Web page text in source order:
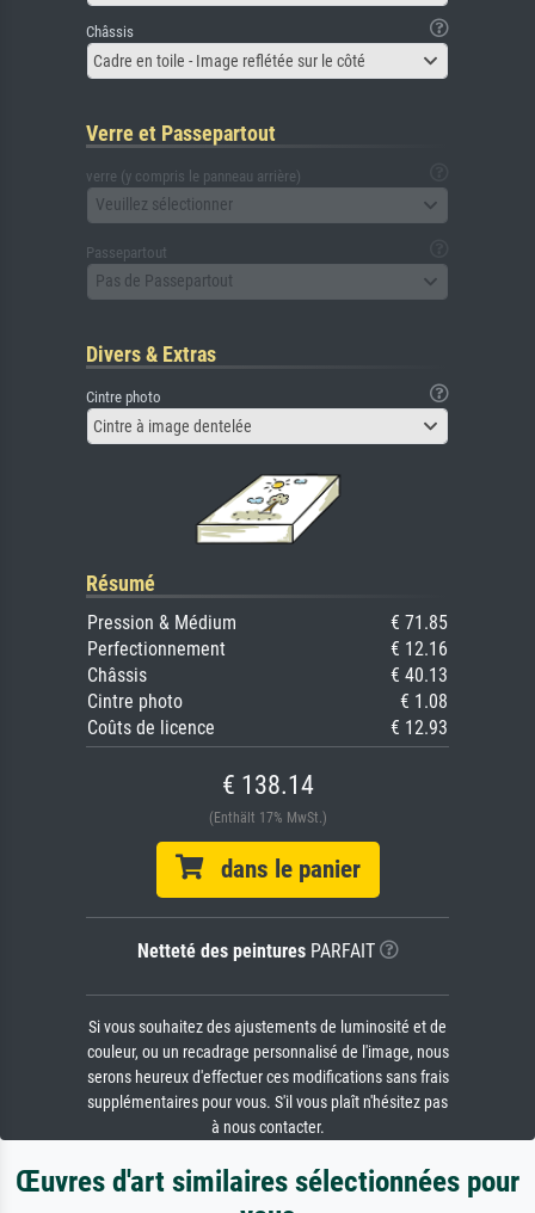
Châssis
Cadre en toile - Image reflétée sur le côté
Verre et Passepartout
verre (y compris le panneau arrière)
Veuillez sélectionner
Passepartout
Pas de Passepartout
Divers & Extras
Cintre photo
Cintre à image dentelée
Résumé
Pression & Médium
€ 71.85
Perfectionnement
€ 12.16
Châssis
€ 40.13
Cintre photo
€ 1.08
Coûts de licence
€ 12.93
€ 138.14
(Enthält 17% MwSt.)
dans le panier
Netteté des peinturesPARFAIT
Si vous souhaitez des ajustements de luminosité et de
couleur, ou un recadrage personnalisé de l'image, nous
serons heureux d'effectuer ces modifications sans frais
supplémentaires pour vous. S'il vous plaît n'hésitez pas
à nous contacter.
Œuvres d'art similaires sélectionnées pour